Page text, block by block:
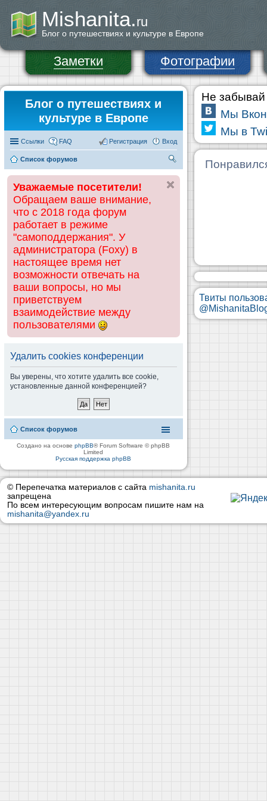
Mishanita.ru
Блог о путешествиях и культуре в Европе
Заметки Фотографии
Блог о путешествиях и
культуре в Европе
Ссылки FAQ Вход
Регистрация
Список форумов
ск
Уважаемые посетители!
Обращаем ваше внимание,
что с 2018 года форум
работает в режиме
"самоподдержания". У
администратора (Foxy) в
настоящее время нет
возможности отвечать на
ваши вопросы, но мы
приветствуем
взаимодействие между
пользователями
Удалить cookies конференции
Вы уверены, что хотите удалить все cookie,
установленные данной конференцией?
Список форумов
Создано на основеphpBB® Forum Software © phpBB
Limited
Русская поддержка phpBB
Не забывай
Мы
Мы в
Твиты
© Перепечатка материалов с сайта mishanita.ru
запрещена
По всем интересующим вопросам пишите нам на
mishanita@yandex.ru